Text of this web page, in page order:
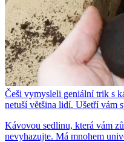
Češi vymysleli geniální trik s
netuší většina lidí. Ušetří vám
Kávovou sedlinu, která vám
nevyhazujte. Má mnohem